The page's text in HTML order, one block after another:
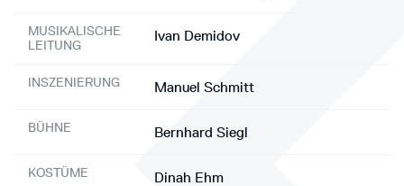
MUSIKALISCHE
LEITUNG
Ivan Demidov
INSZENIERUNG Manuel Schmitt
BÜHNE Bernhard Siegl
KOSTÜME Dinah Ehm